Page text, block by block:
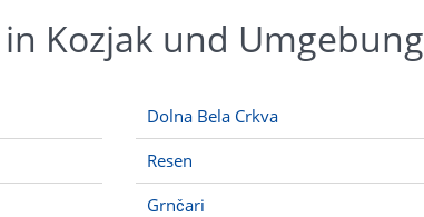
Kozjak und Umgebung
Dolna Bela Crkva
Resen
Grnčari